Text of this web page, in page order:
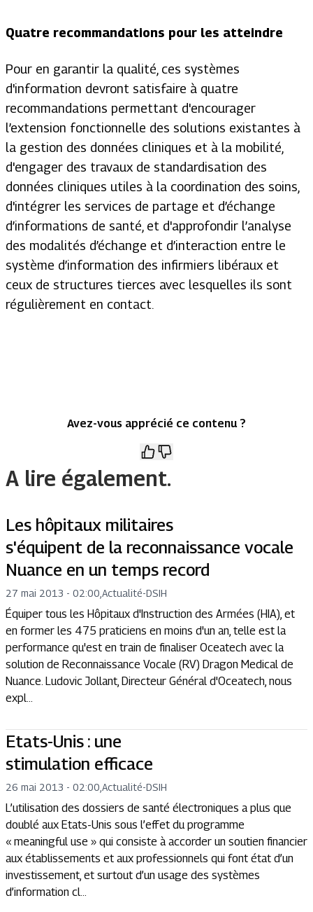
Quatre recommandations pour les atteindre
Pour en garantir la qualité, ces systèmes
d'information devront satisfaire à quatre
recommandations permettant d'encourager
l’extension fonctionnelle des solutions existantes à
la gestion des données cliniques et à la mobilité,
d'engager des travaux de standardisation des
données cliniques utiles à la coordination des soins,
d'intégrer les services de partage et d’échange
d’informations de santé, et d'approfondir l’analyse
des modalités d’échange et d’interaction entre le
système d’information des infirmiers libéraux et
ceux de structures tierces avec lesquelles ils sont
régulièrement en contact.
Avez-vous apprécié ce contenu ?
A lire également.
Les hôpitaux militaires
s'équipent de la reconnaissance vocale
Nuance en un temps record
27 mai 2013 - 02:00 Actualité-DSIH
Équiper tous les Hôpitaux d'Instruction des Armées (HIA), et
en former les 475 praticiens en moins d'un an, telle est la
performance qu'est en train de finaliser Oceatech avec la
solution de Reconnaissance Vocale (RV) Dragon Medical de
Nuance. Ludovic Jollant, Directeur Général d'Oceatech, nous
expl...
Etats-Unis : une
stimulation efficace
26 mai 2013 - 02:00 Actualité-DSIH
L’utilisation des dossiers de santé électroniques a plus que
doublé aux Etats-Unis sous l’effet du programme
« meaningful use » qui consiste à accorder un soutien financier
aux établissements et aux professionnels qui font état d’un
investissement, et surtout d’un usage des systèmes
d’information cl...